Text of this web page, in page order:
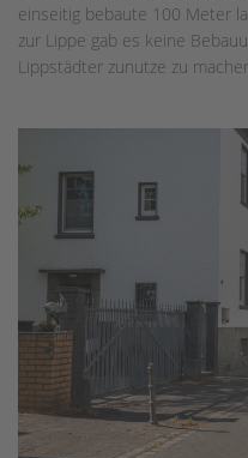
einseitig bebaute 100 Meter
zur Lippe gab es keine
Lippstädter zunutze zu